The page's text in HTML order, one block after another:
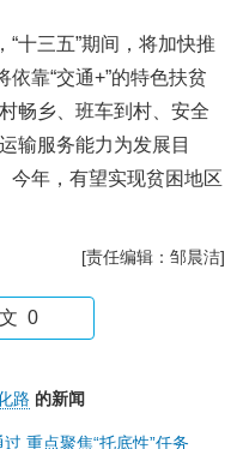
十三五”期间，将加快推
靠“交通+”的特色扶贫
畅乡、班车到村、安全
输服务能力为发展目
今年，有望实现贫困地区
[责任编辑：邹晨洁]
0
路 的新闻
过 重点聚焦“托底性”任务